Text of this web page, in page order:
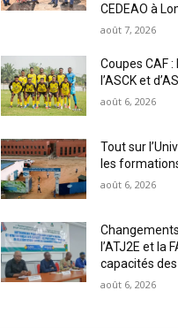
CEDEAO à
août 7, 2026
Coupes CAF
l’ASCK et
août 6, 2026
Tout sur
les
août 6, 2026
l’ATJ2E et la
capacités
août 6, 2026